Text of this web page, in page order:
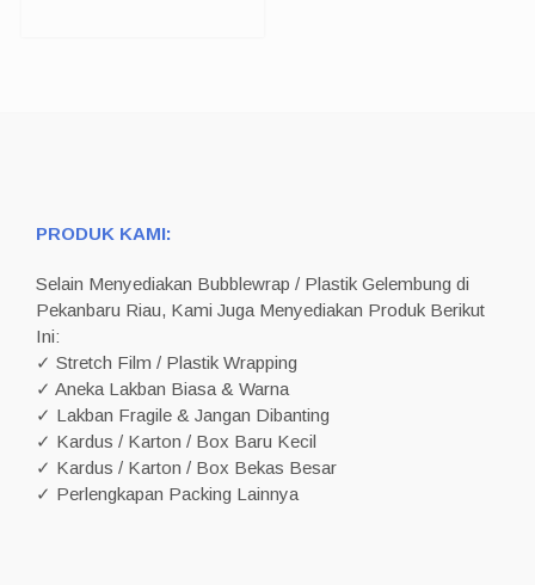
PRODUK KAMI:
Selain Menyediakan Bubblewrap / Plastik Gelembung di
Pekanbaru Riau, Kami Juga Menyediakan Produk Berikut
Ini:
✓ Stretch Film / Plastik Wrapping
✓ Aneka Lakban Biasa & Warna
✓ Lakban Fragile & Jangan Dibanting
✓ Kardus / Karton / Box Baru Kecil
✓ Kardus / Karton / Box Bekas Besar
✓ Perlengkapan Packing Lainnya